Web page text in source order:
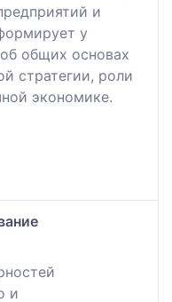
и
у
общих основах
стратегии, роли
экономике.
и